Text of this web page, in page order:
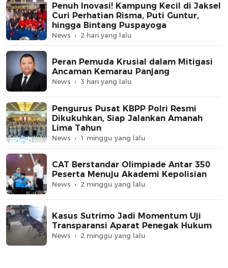
Penuh Inovasi! Kampung Kecil di Jaksel
Curi Perhatian Risma, Puti Guntur,
hingga Bintang Puspayoga
News 2 hari yang lalu
Peran Pemuda Krusial dalam Mitigasi
Ancaman Kemarau Panjang
News 3 hari yang lalu
Pengurus Pusat KBPP Polri Resmi
Dikukuhkan, Siap Jalankan Amanah
Lima Tahun
News 1 minggu yang lalu
CAT Berstandar Olimpiade Antar 350
Peserta Menuju Akademi Kepolisian
News 2 minggu yang lalu
Kasus Sutrimo Jadi Momentum Uji
Transparansi Aparat Penegak Hukum
News 2 minggu yang lalu